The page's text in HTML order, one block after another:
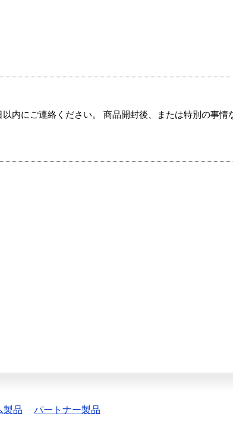
内にご連絡ください。 商品開封後、または特別の事情
製品 パートナー製品